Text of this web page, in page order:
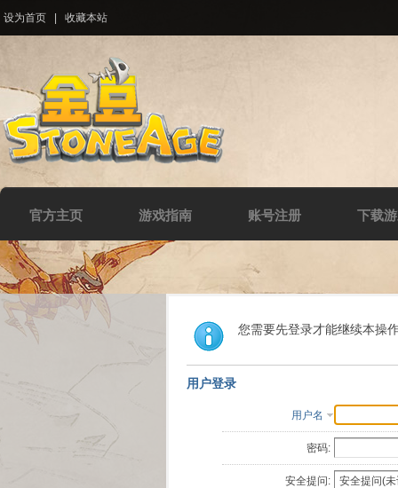
设为首页 收藏本站
官方主页 游戏指南 账号注册 下载
您需要先登录才能继续本操
用户登录
用户名
密码:
安全提问: